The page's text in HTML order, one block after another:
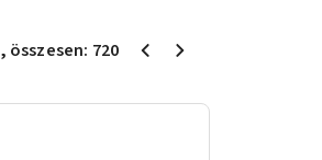
, összesen: 720